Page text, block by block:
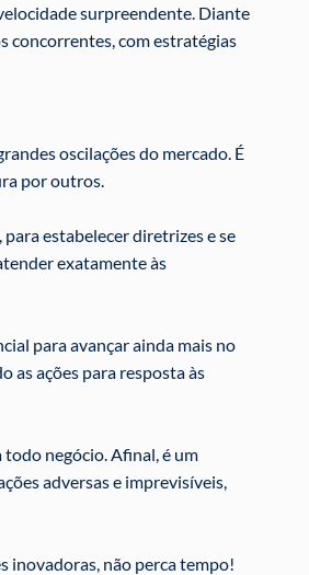
surpreendente. Diante
concorrentes, com estratégias
oscilações do mercado. É
por outros.
estabelecer diretrizes e se
exatamente às
para avançar ainda mais no
as ações para resposta às
negócio. Afinal, é um
adversas e imprevisíveis,
inovadoras, não perca tempo!